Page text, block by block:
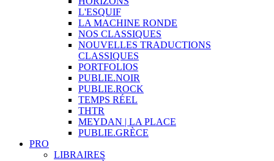
L'ESQUIF
LA MACHINE RONDE
NOS CLASSIQUES
NOUVELLES TRADUCTIONS
CLASSIQUES
PORTFOLIOS
PUBLIE.NOIR
PUBLIE.ROCK
TEMPS RÉEL
THTR
MEYDAN | LA PLACE
PUBLIE.GRÈCE
PRO
LIBRAIRES